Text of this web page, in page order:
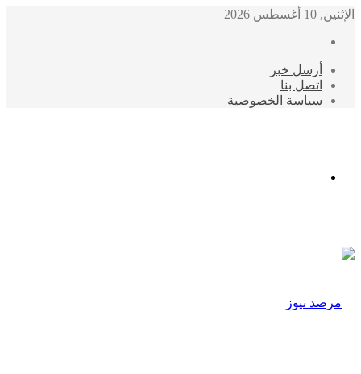
الإثنين, 10 أغسطس 2026
أرسل خبر
اتصل بنا
سياسة الخصوصية